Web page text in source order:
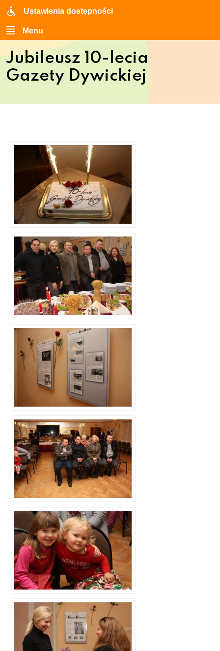
Ustawienia dostępności
Menu
Jubileusz 10-lecia
Gazety Dywickiej